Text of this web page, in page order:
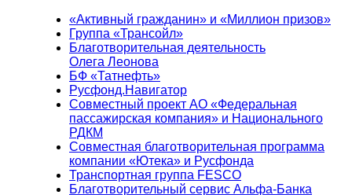
«Активный гражданин» и «Миллион призов»
Группа «Трансойл»
Благотворительная деятельность
Олега Леонова
БФ «Татнефть»
Русфонд.Навигатор
Совместный проект АО «Федеральная
пассажирская компания» и Национального
РДКМ
Совместная благотворительная программа
компании «Ютека» и Русфонда
Транспортная группа FESCO
Благотворительный сервис Альфа-Банка